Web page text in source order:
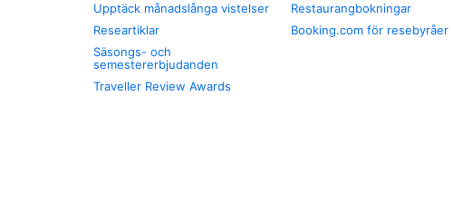
Upptäck månadslånga vistelser
Researtiklar
Säsongs- och
semestererbjudanden
Traveller Review Awards
Restaurangbokningar
Booking.com för resebyråer